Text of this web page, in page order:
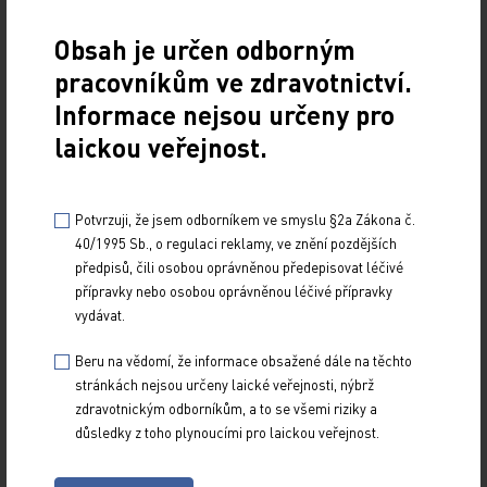
a použité sekvenci (phase imaging, SWI,
multi‑echo gradient echo, QSM).
V loňském roce byla publikována práce, která
se zaměřila na výskyt výše jmenovaných kritérií
20,0–40,0 %, CVS 87,0–93,0 % a PRL 26,7–63,0 %
Nová kritéria RIS
Pacient může splnit buď přísnější Okudova
kritéria, nebo lze použít kritéria z roku 2023
Obsah je určen odborným
pracovníkům ve zdravotnictví.
Informace nejsou určeny pro
laickou veřejnost.
Potvrzuji, že jsem odborníkem ve smyslu §2a Zákona č.
40/1995 Sb., o regulaci reklamy, ve znění pozdějších
předpisů, čili osobou oprávněnou předepisovat léčivé
přípravky nebo osobou oprávněnou léčivé přípravky
vydávat.
Beru na vědomí, že informace obsažené dále na těchto
stránkách nejsou určeny laické veřejnosti, nýbrž
zdravotnickým odborníkům, a to se všemi riziky a
důsledky z toho plynoucími pro laickou veřejnost.